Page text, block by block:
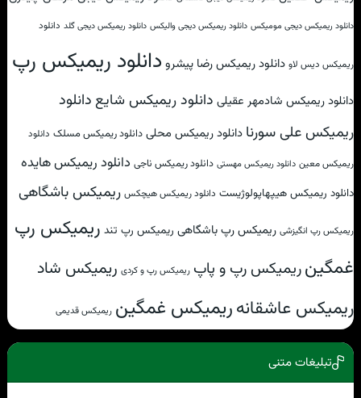
دانلود ریمیکس دیجی مومیکس دانلود ریمیکس دیجی والیکس دانلود ریمیکس دیجی گلد دانلود
ریمیکس دیس لاو دانلود ریمیکس رضا پیشرو دانلود ریمیکس رپ
دانلود ریمیکس شادمهر عقیلی دانلود ریمیکس شایع دانلود
ریمیکس علی سورنا دانلود ریمیکس محلی دانلود ریمیکس مسلک دانلود
ریمیکس معین دانلود ریمیکس مهستی دانلود ریمیکس ناجی دانلود ریمیکس هایده
دانلود ریمیکس هیپهاپولوژیست دانلود ریمیکس هیچکس ریمیکس باشگاهی
ریمیکس رپ انگیزشی ریمیکس رپ باشگاهی ریمیکس رپ تند ریمیکس رپ
غمگینریمیکس رپ و پاپ ریمیکس رپ و کردی ریمیکس شاد
ریمیکس عاشقانهریمیکس غمگین ریمیکس قدیمی
تبلیغات متنی